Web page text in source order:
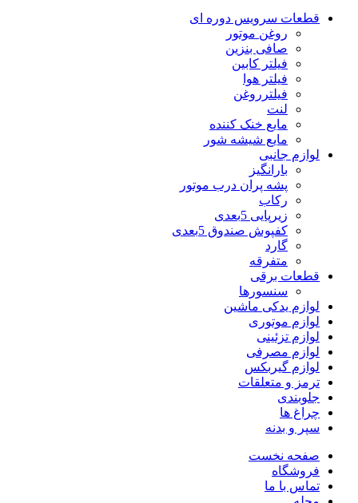
قطعات سرویس دوره ای
روغن موتور
صافی بنزین
فیلتر کابین
فیلتر هوا
فیلترروغن
لنت
مایع خنک کننده
مایع شیشه شور
لوازم جانبی
بارانگیز
پشه پران درب موتور
رکاب
زیرپایی 5بعدی
کفپوش صندوق 5بعدی
گارد
متفرقه
قطعات برقی
سنسورها
لوازم یدکی ماشین
لوازم موتوری
لوازم تزئینی
لوازم مصرفی
لوازم گیربکس
ترمز و متعلقات
جلوبندی
چراغ ها
سپر و بدنه
صفحه نخست
فروشگاه
تماس با ما